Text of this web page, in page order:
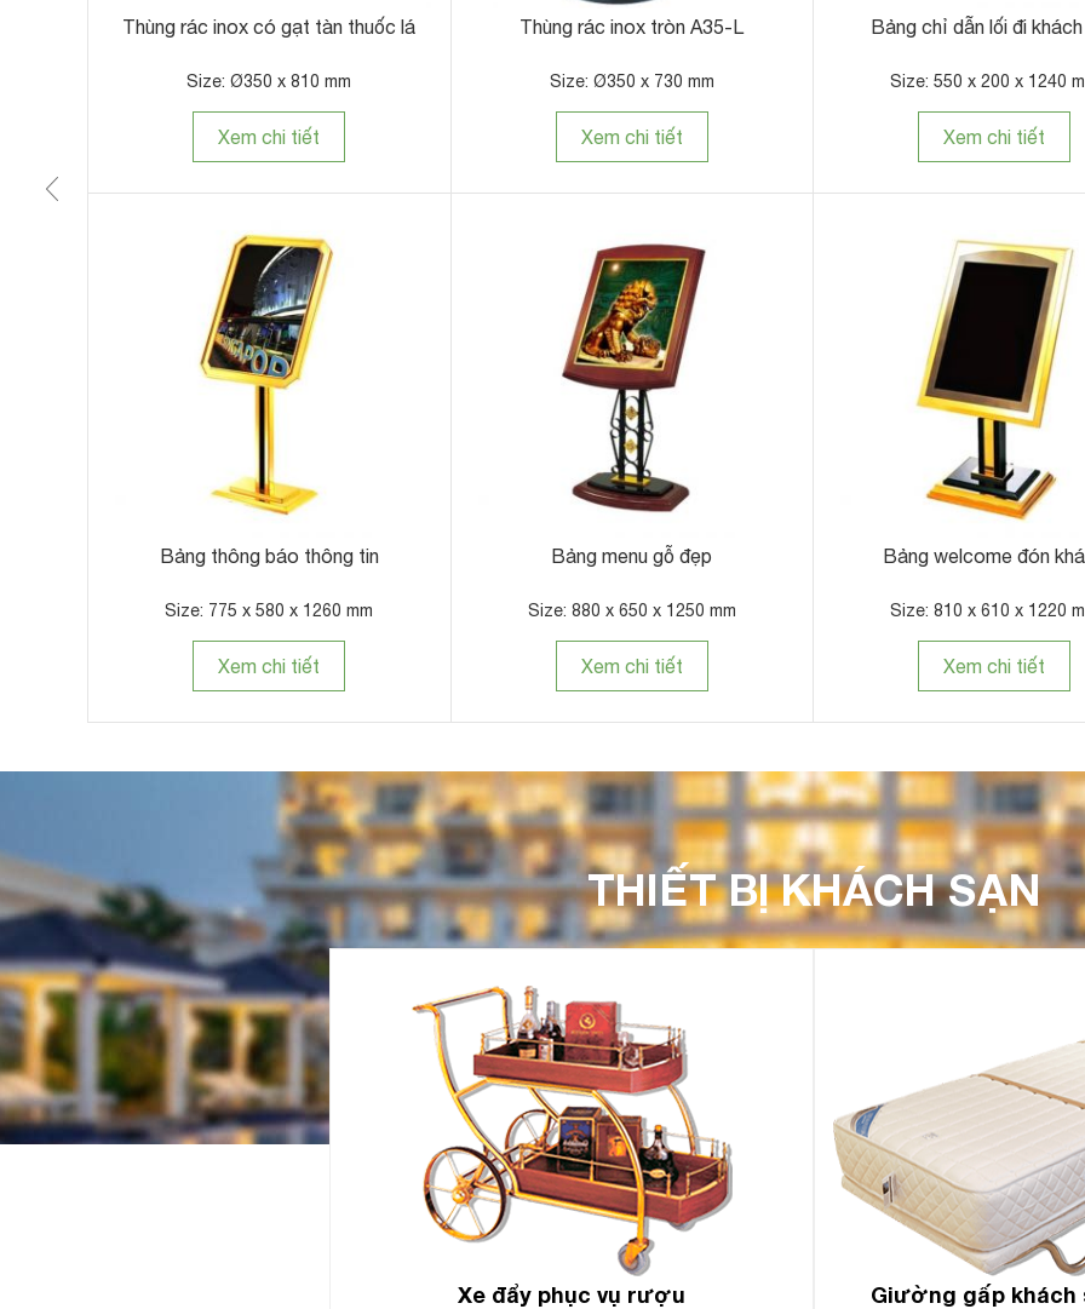
Thùng rác inox có gạt tàn thuốc lá
Size: Ø350 x 810 mm
Xem chi tiết
Thùng rác inox tròn A35-L
Size: Ø350 x 730 mm
Xem chi tiết
Bảng chỉ dẫn lối đi
Size: 550 x 200 x 1240
Xem chi tiết
Bảng thông báo thông tin
Size: 775 x 580 x 1260 mm
Xem chi tiết
Bảng menu gỗ đẹp
Size: 880 x 650 x 1250 mm
Xem chi tiết
Bảng welcome đón
Size: 810 x 610 x 1220
Xem chi tiết
THIẾT BỊ KHÁCH SẠN
Xe đẩy phục vụ rượu Giường gấp khách